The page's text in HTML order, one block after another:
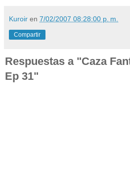
Kuroir en 7/02/2007 08:28:00 p. m.
Compartir
Respuestas a "Caza
Ep 31"